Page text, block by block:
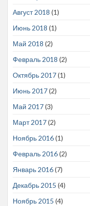
Август 2018 (1)
Июнь 2018 (1)
Май 2018 (2)
Февраль 2018 (2)
Октябрь 2017(1)
Июнь 2017(2)
Май 2017(3)
Март 2017(2)
Ноябрь 2016(1)
Февраль 2016(2)
Январь 2016(7)
Декабрь 2015 (4)
Ноябрь 2015 (4)